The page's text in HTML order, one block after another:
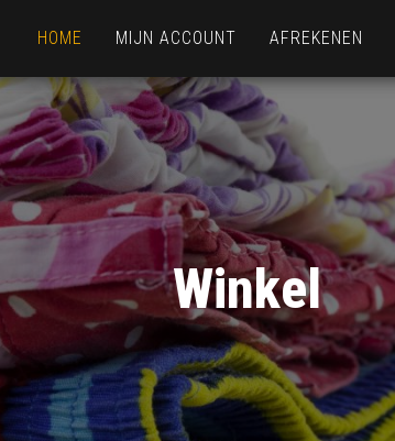
HOME MIJN ACCOUNT AFREKENEN
Winkel